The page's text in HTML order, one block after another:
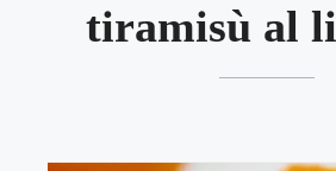
tiramisù al